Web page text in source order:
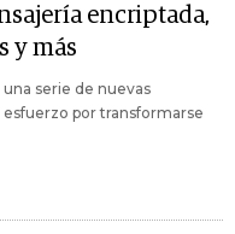
encriptada,
y más
serie de nuevas
por transformarse